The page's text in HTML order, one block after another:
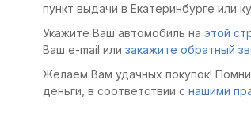
пункт выдачи в Екатеринбурге или
Укажите Ваш автомобиль на этой
Ваш e-mail или закажите обратный
Желаем Вам удачных покупок!
деньги, в соответствии с нашими